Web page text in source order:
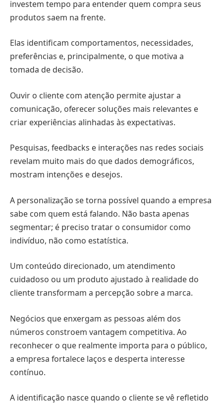
investem tempo para entender quem compra seus
produtos saem na frente.
Elas identificam comportamentos, necessidades,
preferências e, principalmente, o que motiva a
tomada de decisão.
Ouvir o cliente com atenção permite ajustar a
comunicação, oferecer soluções mais relevantes e
criar experiências alinhadas às expectativas.
Pesquisas, feedbacks e interações nas redes sociais
revelam muito mais do que dados demográficos,
mostram intenções e desejos.
A personalização se torna possível quando a empresa
sabe com quem está falando. Não basta apenas
segmentar; é preciso tratar o consumidor como
indivíduo, não como estatística.
Um conteúdo direcionado, um atendimento
cuidadoso ou um produto ajustado à realidade do
cliente transformam a percepção sobre a marca.
Negócios que enxergam as pessoas além dos
números constroem vantagem competitiva. Ao
reconhecer o que realmente importa para o público,
a empresa fortalece laços e desperta interesse
contínuo.
A identificação nasce quando o cliente se vê refletido